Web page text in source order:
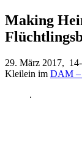
Making
29. März 2017,
Kleilein im DAM –
.